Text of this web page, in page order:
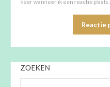
keer wanneer ik een reactie plaats.
ZOEKEN